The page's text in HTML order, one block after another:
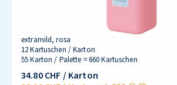
extramild, rosa
12 Kartuschen / Karton
55 Karton / Palette = 660 Kartuschen
34.80 CHF/ Karton